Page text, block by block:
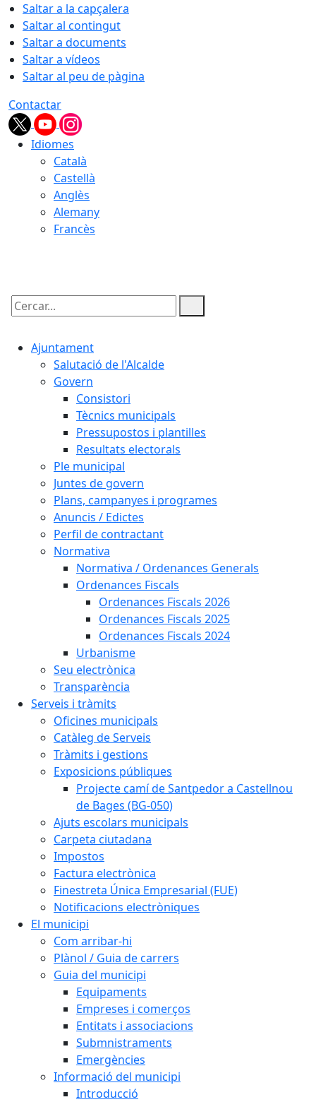
Saltar a la capçalera
Saltar al contingut
Saltar a documents
Saltar a vídeos
Saltar al peu de pàgina
Contactar
Idiomes
Català
Castellà
Anglès
Alemany
Francès
Cercar:
Ajuntament
Salutació de l'Alcalde
Govern
Consistori
Tècnics municipals
Pressupostos i plantilles
Resultats electorals
Ple municipal
Juntes de govern
Plans, campanyes i programes
Anuncis / Edictes
Perfil de contractant
Normativa
Normativa / Ordenances Generals
Ordenances Fiscals
Ordenances Fiscals 2026
Ordenances Fiscals 2025
Ordenances Fiscals 2024
Urbanisme
Seu electrònica
Transparència
Serveis i tràmits
Oficines municipals
Catàleg de Serveis
Tràmits i gestions
Exposicions públiques
Projecte camí de Santpedor a Castellnou
de Bages (BG-050)
Ajuts escolars municipals
Carpeta ciutadana
Impostos
Factura electrònica
Finestreta Única Empresarial (FUE)
Notificacions electròniques
El municipi
Com arribar-hi
Plànol / Guia de carrers
Guia del municipi
Equipaments
Empreses i comerços
Entitats i associacions
Submnistraments
Emergències
Informació del municipi
Introducció